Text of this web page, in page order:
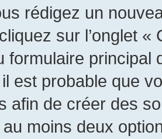
rédigez un
sur l’onglet
formulaire principal
est probable que
afin de créer des
moins deux